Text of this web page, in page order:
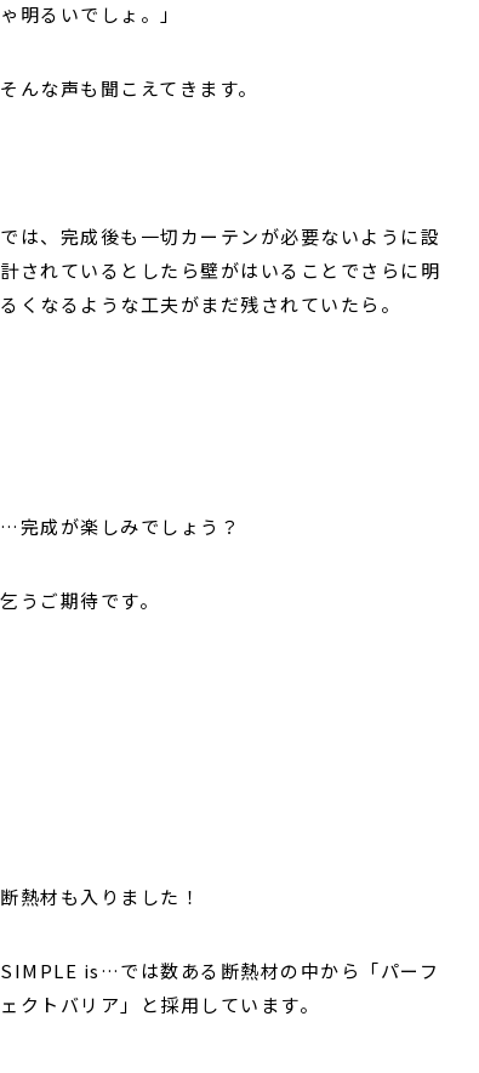
ゃ明るいでしょ。」
そんな声も聞こえてきます。
では、完成後も一切カーテンが必要ないように設
計されているとしたら壁がはいることでさらに明
るくなるような工夫がまだ残されていたら。
…完成が楽しみでしょう？
乞うご期待です。
断熱材も入りました！
SIMPLE is…では数ある断熱材の中から「パーフ
ェクトバリア」と採用しています。